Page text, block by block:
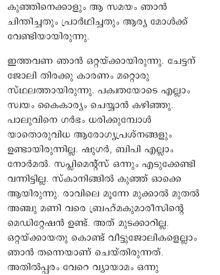
കുഞ്ഞിനെക്കാളും ആ സമയം ഞാന്‍
ചിന്തിച്ചതും പ്രാര്‍ഥിച്ചതും ആര്യ മോള്‍ക്ക്
വേണ്ടിയായിരുന്നു.
ഇത്തവണ ഞാന്‍ ഒറ്റയ്ക്കായിരുന്നു. ചേട്ടന്
ജോലി തിരക്കു കാരണം മറ്റൊരു
സ്ഥലത്തായിരുന്നു. പക്വതയോടെ എല്ലാം
സ്വയം കൈകാര്യം ചെയ്യാന്‍ കഴിഞ്ഞു.
പാലുവിനെ ഗർഭം ധരിക്കുമ്പോള്‍
യാതൊരുവിധ ആരോഗ്യപ്രശ്നങ്ങളും
ഉണ്ടായിരുന്നില്ല. ഷുഗർ, ബിപി എല്ലാം
നോർമൽ. സപ്ലിമെന്റ്സ് ഒന്നും എടുക്കേണ്ടി
വന്നിട്ടില്ല. സ്കാനിങ്ങിൽ കുഞ്ഞ് ഓക്കെ
ആയിരുന്നു. രാവിലെ മൂന്നേ മുക്കാൽ മുതൽ
അഞ്ചു മണി വരെ ബ്രഹ്മകുമാരീസിന്റെ
മെഡിറ്റേഷൻ ഉണ്ട്. അത് മുടക്കാറില്ല.
ഒറ്റയ്ക്കായതു കൊണ്ട് വീട്ടുജോലികളെല്ലാം
ഞാൻ തന്നെയാണ് ചെയ്തിരുന്നത്.
അതില്‍പ്പരം വേറെ വ്യായാമം ഒന്നു